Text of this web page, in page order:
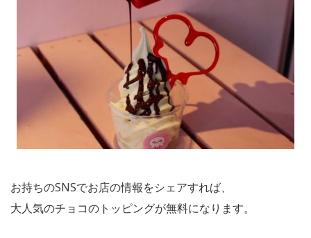
お持ちのSNSでお店の情報をシェアすれば、
大人気のチョコのトッピングが無料になります。